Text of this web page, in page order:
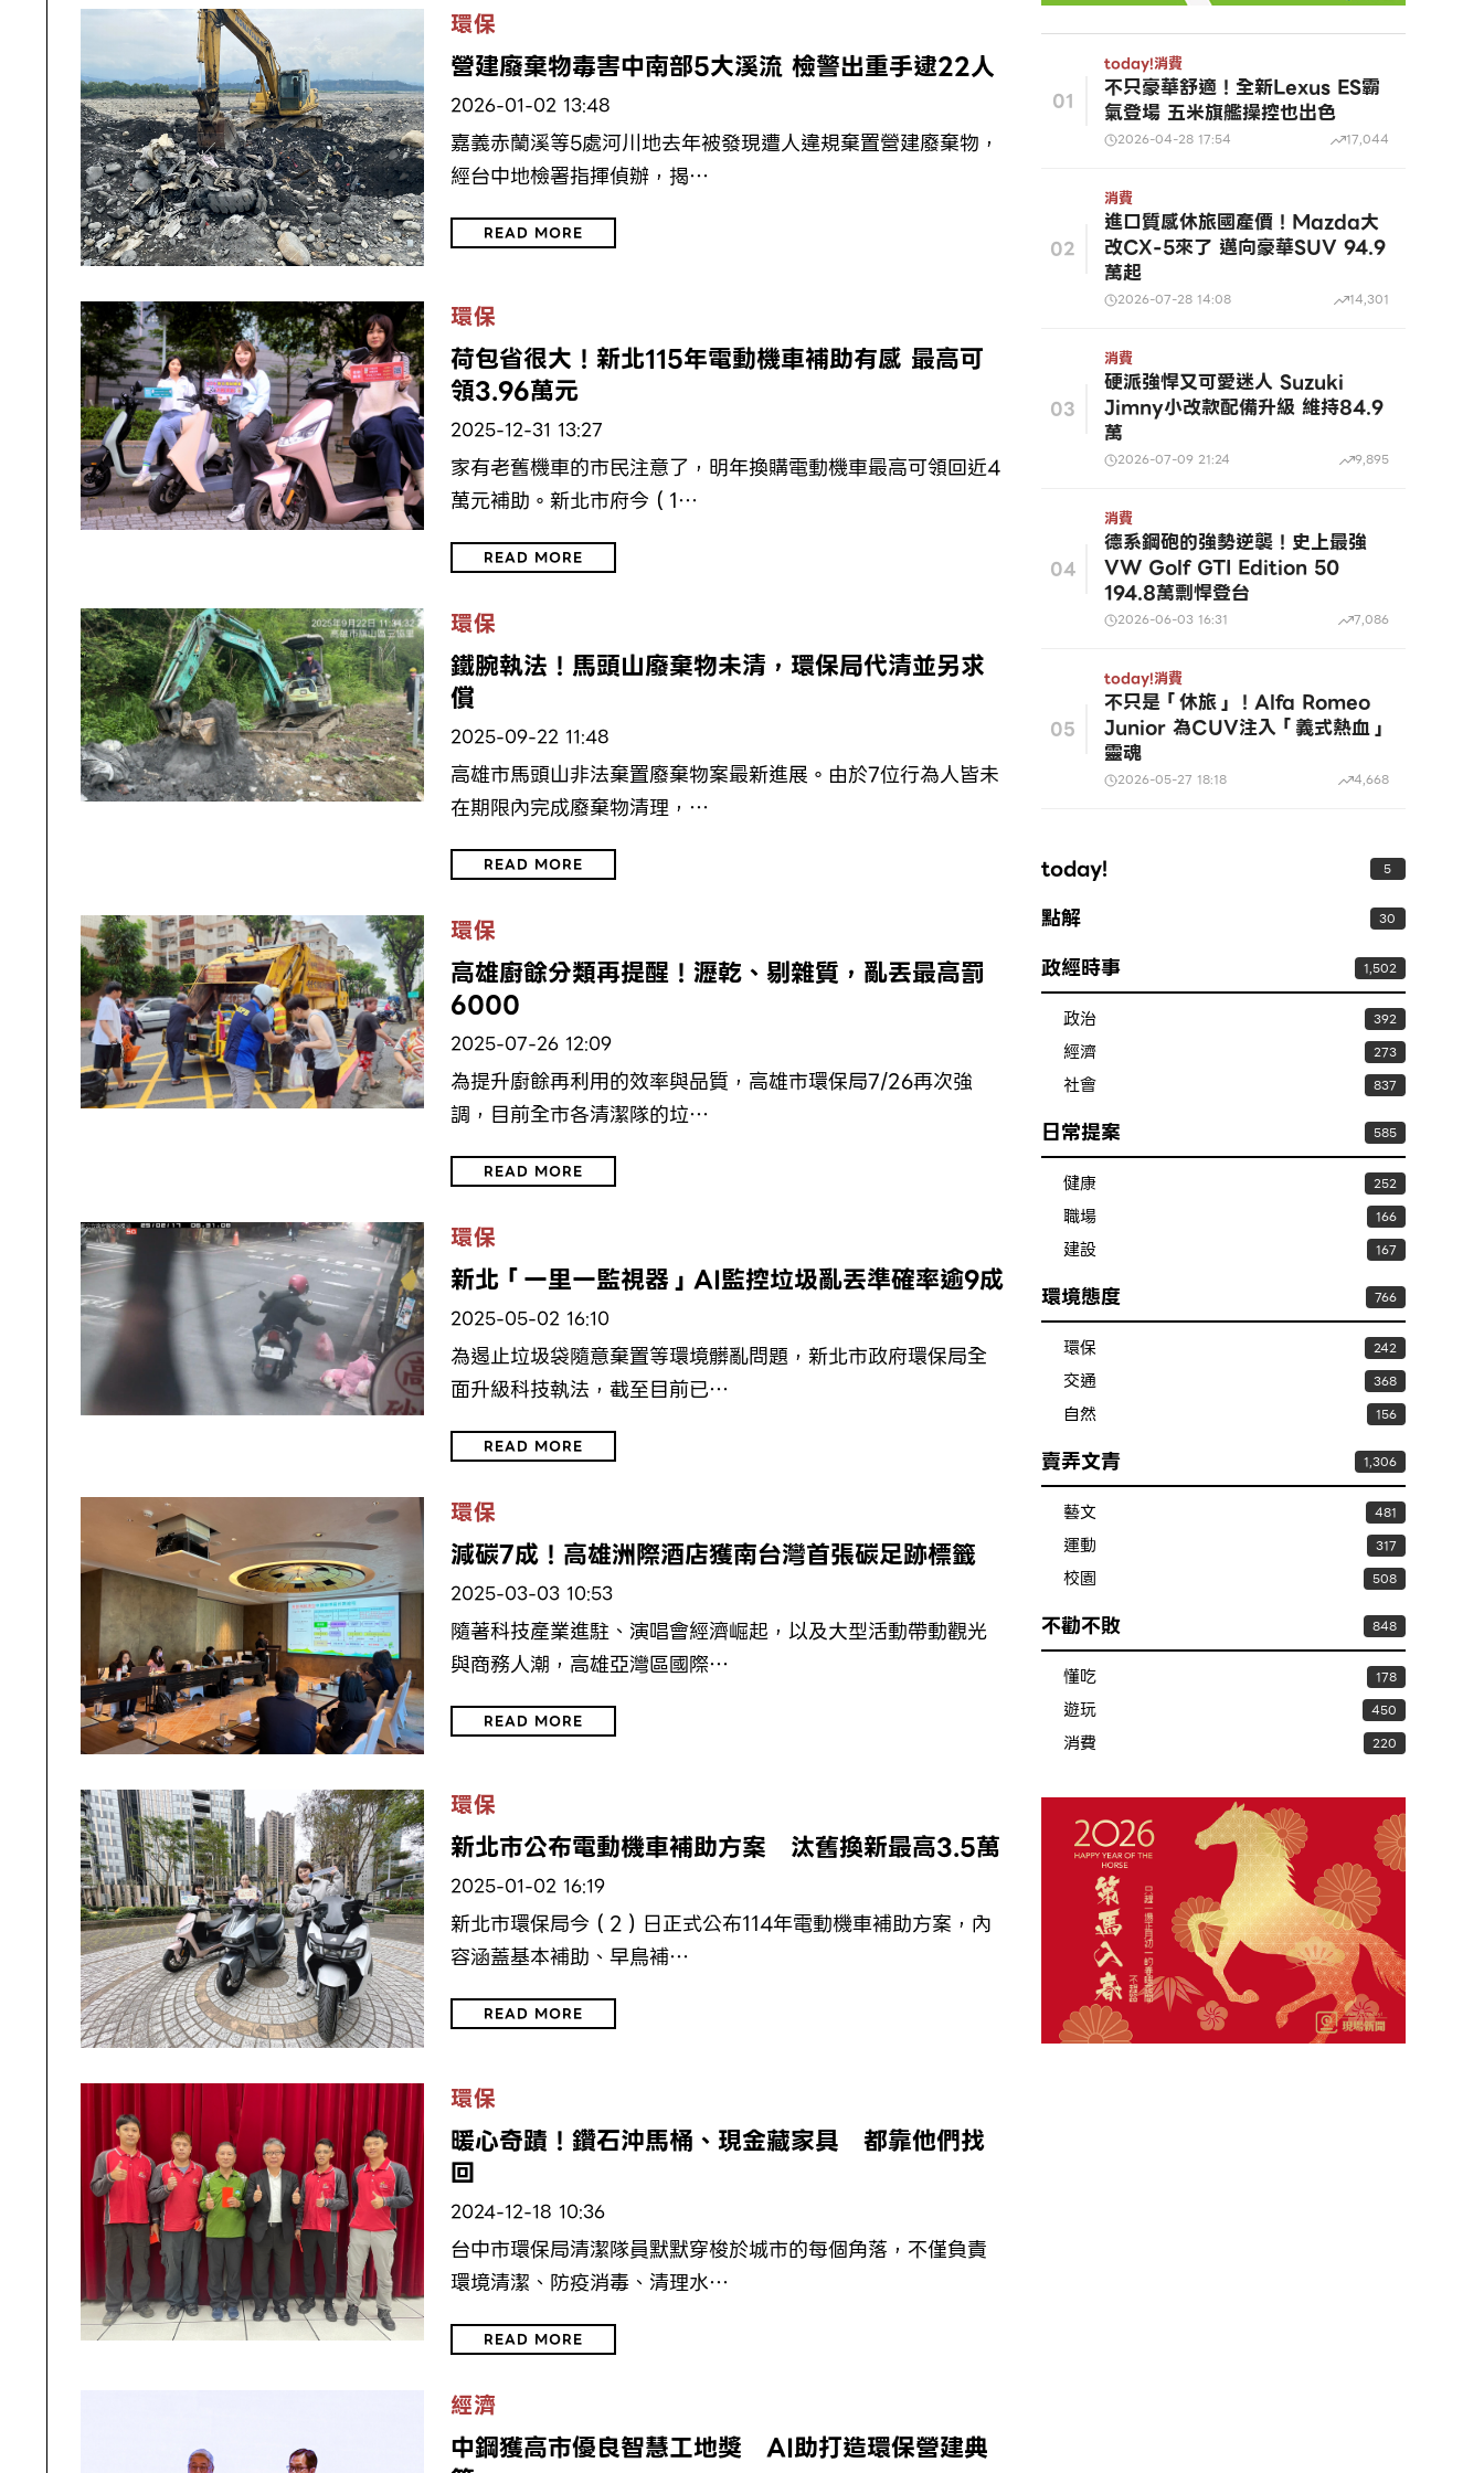
環保
營建廢棄物毒害中南部5大溪流 檢警出重手逮22人
2026-01-02 13:48
嘉義赤蘭溪等5處河川地去年被發現遭人違規棄置營建廢棄物，
經台中地檢署指揮偵辦，揭…
READ MORE
環保
荷包省很大！新北115年電動機車補助有感 最高可
領3.96萬元
2025-12-31 13:27
家有老舊機車的市民注意了，明年換購電動機車最高可領回近4
萬元補助。新北市府今（1…
READ MORE
環保
鐵腕執法！馬頭山廢棄物未清，環保局代清並另求
償
2025-09-22 11:48
高雄市馬頭山非法棄置廢棄物案最新進展。由於7位行為人皆未
在期限內完成廢棄物清理，…
READ MORE
環保
高雄廚餘分類再提醒！瀝乾、剔雜質，亂丟最高罰
6000
2025-07-26 12:09
為提升廚餘再利用的效率與品質，高雄市環保局7/26再次強
調，目前全市各清潔隊的垃…
READ MORE
環保
新北「一里一監視器」AI監控垃圾亂丟準確率逾9成
2025-05-02 16:10
為遏止垃圾袋隨意棄置等環境髒亂問題，新北市政府環保局全
面升級科技執法，截至目前已…
READ MORE
環保
減碳7成！高雄洲際酒店獲南台灣首張碳足跡標籤
2025-03-03 10:53
隨著科技產業進駐、演唱會經濟崛起，以及大型活動帶動觀光
與商務人潮，高雄亞灣區國際…
READ MORE
環保
新北市公布電動機車補助方案 汰舊換新最高3.5萬
2025-01-02 16:19
新北市環保局今（2）日正式公布114年電動機車補助方案，內
容涵蓋基本補助、早鳥補…
READ MORE
環保
暖心奇蹟！鑽石沖馬桶、現金藏家具 都靠他們找
回
2024-12-18 10:36
台中市環保局清潔隊員默默穿梭於城市的每個角落，不僅負責
環境清潔、防疫消毒、清理水…
READ MORE
經濟
中鋼獲高市優良智慧工地獎 AI助打造環保營建典
01
today!消費
不只豪華舒適！全新Lexus ES霸
氣登場 五米旗艦操控也出色
2026-04-28 17:54 17,044
02
消費
進口質感休旅國產價！Mazda大
改CX-5來了 邁向豪華SUV 94.9
萬起
2026-07-28 14:08 14,301
03
消費
硬派強悍又可愛迷人 Suzuki
Jimny小改款配備升級 維持84.9
萬
2026-07-09 21:24 9,895
04
消費
德系鋼砲的強勢逆襲！史上最強
VW Golf GTI Edition 50
194.8萬剽悍登台
2026-06-03 16:31 7,086
05
today!消費
不只是「休旅」！Alfa Romeo
Junior 為CUV注入「義式熱血」
靈魂
2026-05-27 18:18 4,668
today! 5
點解 30
政經時事 1,502
政治 392
經濟 273
社會 837
日常提案 585
健康 252
職場 166
建設 167
環境態度 766
環保 242
交通 368
自然 156
賣弄文青 1,306
藝文 481
運動 317
校園 508
不勸不敗 848
懂吃 178
遊玩 450
消費 220